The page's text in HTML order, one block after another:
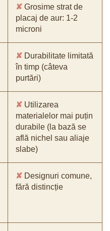
✘ Grosime strat de
placaj de aur: 1-2
microni
✘ Durabilitate limitată
în timp (câteva
purtări)
✘ Utilizarea
materialelor mai puțin
durabile (la bază se
află nichel sau aliaje
slabe)
✘ Designuri comune,
fără distincție